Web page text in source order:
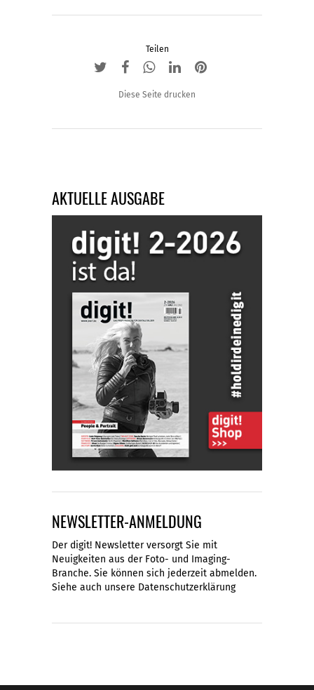
Teilen
Diese Seite drucken
AKTUELLE AUSGABE
NEWSLETTER-ANMELDUNG
Der digit! Newsletter versorgt Sie mit
Neuigkeiten aus der Foto- und Imaging-
Branche. Sie können sich jederzeit abmelden.
Siehe auch unsere Datenschutzerklärung